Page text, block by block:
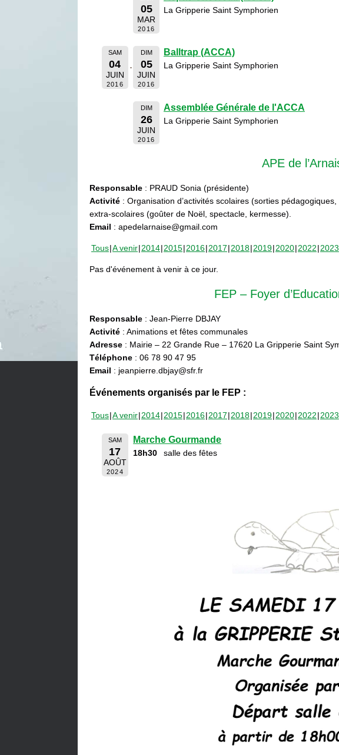
05
MAR
2016
La Gripperie Saint Symphorien
SAM
04
JUIN
2016
DIM
05
JUIN
2016
Balltrap (ACCA)
La Gripperie Saint Symphorien
DIM
26
JUIN
2016
Assemblée Générale de l'ACCA
La Gripperie Saint Symphorien
APE de
Responsable : PRAUD Sonia (présidente)
Activité : Organisation d’activités scolaires (sorties
extra-scolaires (goûter de Noël, spectacle, kermesse).
Email : apedelarnaise@gmail.com
Tous A venir 2014 2015 2016 2017 2018 2019 2020 2022 2023
Pas d'événement à venir à ce jour.
FEP – Foyer
Responsable : Jean-Pierre DBJAY
Activité : Animations et fêtes communales
Adresse : Mairie – 22 Grande Rue – 17620 La Gripperie Saint
Téléphone : 06 78 90 47 95
Email : jeanpierre.dbjay@sfr.fr
Événements organisés par le FEP :
Tous A venir 2014 2015 2016 2017 2018 2019 2020 2022 2023
SAM
17
AOÛT
2024
Marche Gourmande
18h30 salle des fêtes